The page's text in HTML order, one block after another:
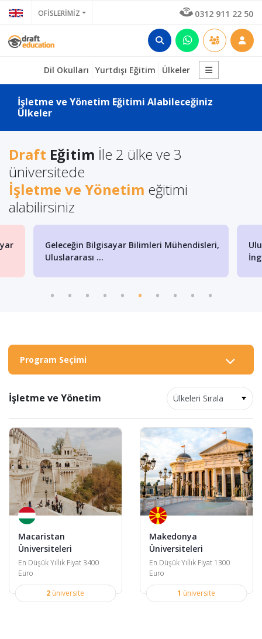
OFİSLERİMİZ 0312 911 22 50
Dil Okulları Yurtdışı Eğitim Ülkeler
İşletme ve Yönetim Eğitimi Alabileceğiniz
Ülkeler
Draft Eğitim İle 2 ülke ve 3
üniversitede
İşletme ve Yönetim eğitimi
alabilirsiniz
Geleceğin Bilgisayar Bilimleri Mühendisleri,
Uluslararası ...
Program Seçimi
İşletme ve Yönetim
Macaristan
Üniversiteleri
En Düşük Yıllık Fiyat 3400
Euro
2 üniversite
Makedonya
Üniversiteleri
En Düşük Yıllık Fiyat 1300
Euro
1 üniversite